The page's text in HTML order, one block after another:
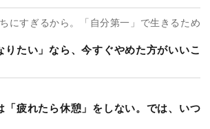
にすぎるから。「自分第一」で生きるため
りたい」なら、今すぐやめた方がいいこ
「疲れたら休憩」をしない。では、いつ